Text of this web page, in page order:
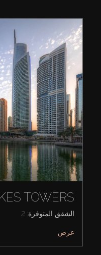
TOWERS
الشقق المتوفرة: 2
عرض